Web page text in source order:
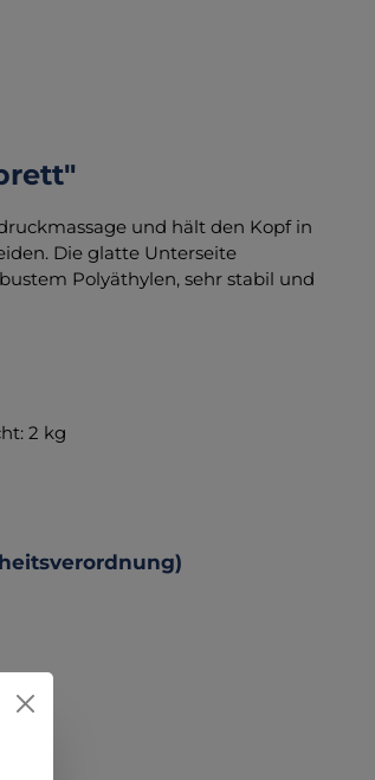
und hält den Kopf in
Die glatte Unterseite
Polyäthylen, sehr stabil und
2 kg